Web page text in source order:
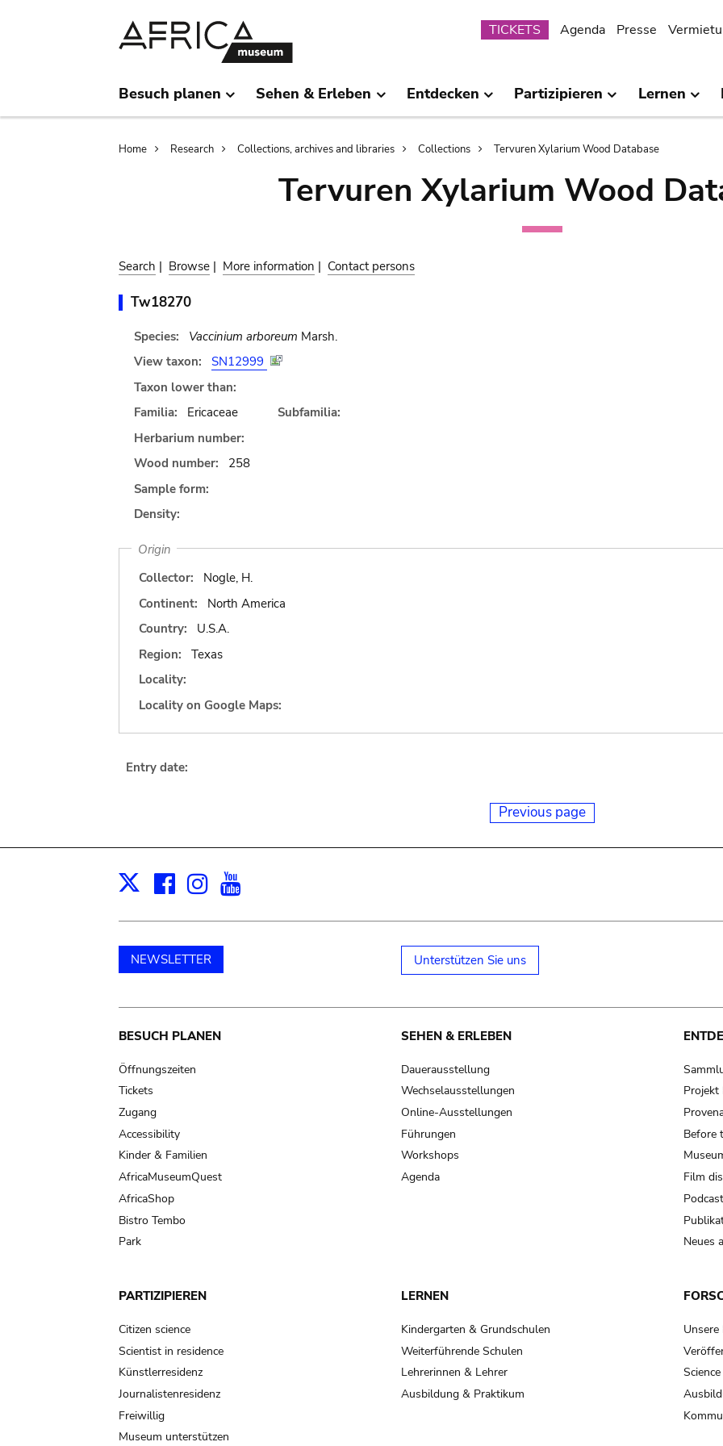
Submenu
TICKETS Agenda Presse
Besuch planen Sehen & Erleben Entdecken Partizipieren Lernen
Breadcrumb
Home Research Collections, archives and libraries Collections Tervuren Xylarium Wood Database
Tervuren Xylarium Wood
Search | Browse | More information | Contact persons
Tw18270
Species: Vaccinium arboreum Marsh.
View taxon:
SN12999
Taxon lower than:
Familia:
Ericaceae
Subfamilia:
Herbarium number:
Wood number:
258
Sample form:
Density:
Origin
Collector:
Nogle, H.
Continent:
North America
Country:
U.S.A.
Region:
Texas
Locality:
Locality on Google Maps:
Entry date:
Previous page
X Facebook
Instagram
NEWSLETTER Unterstützen Sie uns
Main
navigation
BESUCH PLANEN
Öffnungszeiten
Tickets
Zugang
Accessibility
Kinder & Familien
AfricaMuseumQuest
AfricaShop
Bistro Tembo
Park
SEHEN & ERLEBEN
Dauerausstellung
Wechselausstellungen
Online-Ausstellungen
Führungen
Workshops
Agenda
Projekt
Before
Film
Neues
PARTIZIPIEREN
Citizen science
Scientist in residence
Künstlerresidenz
Journalistenresidenz
Freiwillig
Museum unterstützen
LERNEN
Kindergarten & Grundschulen
Weiterführende Schulen
Lehrerinnen & Lehrer
Ausbildung & Praktikum